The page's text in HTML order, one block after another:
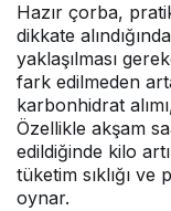
Hazır çorba,
dikkate
yaklaşılması
fark edilmeden
karbonhidrat
Özellikle akşam
edildiğinde kilo
tüketim sıklığı
oynar.